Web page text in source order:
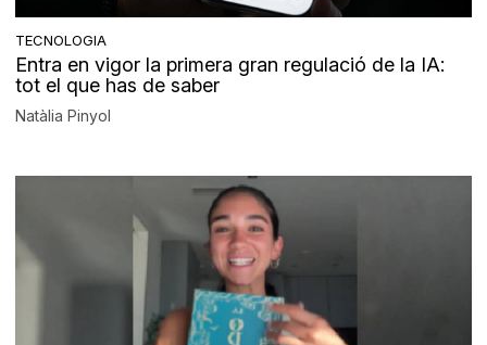
TECNOLOGIA
Entra en vigor la primera gran regulació de la IA:
tot el que has de saber
Natàlia Pinyol